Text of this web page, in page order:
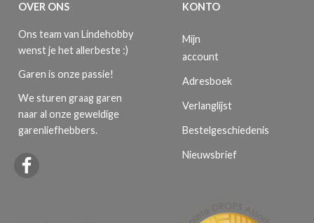
OVER ONS
Ons team van Lindehobby
wenst je het allerbeste :)
Garen is onze passie!
We sturen graag garen
naar al onze geweldige
garenliefhebbers.
KONTO
Mijn
account
Adresboek
Verlanglijst
Bestelgeschiedenis
Nieuwsbrief